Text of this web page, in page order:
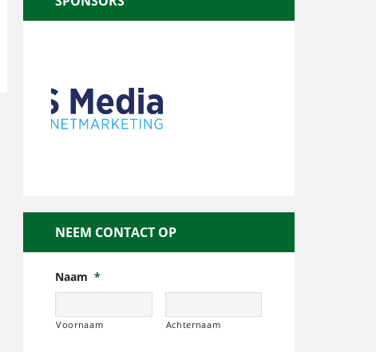
NEEM CONTACT OP
Naam *
Voornaam Achternaam